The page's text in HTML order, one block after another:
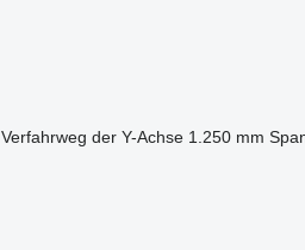
Verfahrweg der Y-Achse 1.250 mm